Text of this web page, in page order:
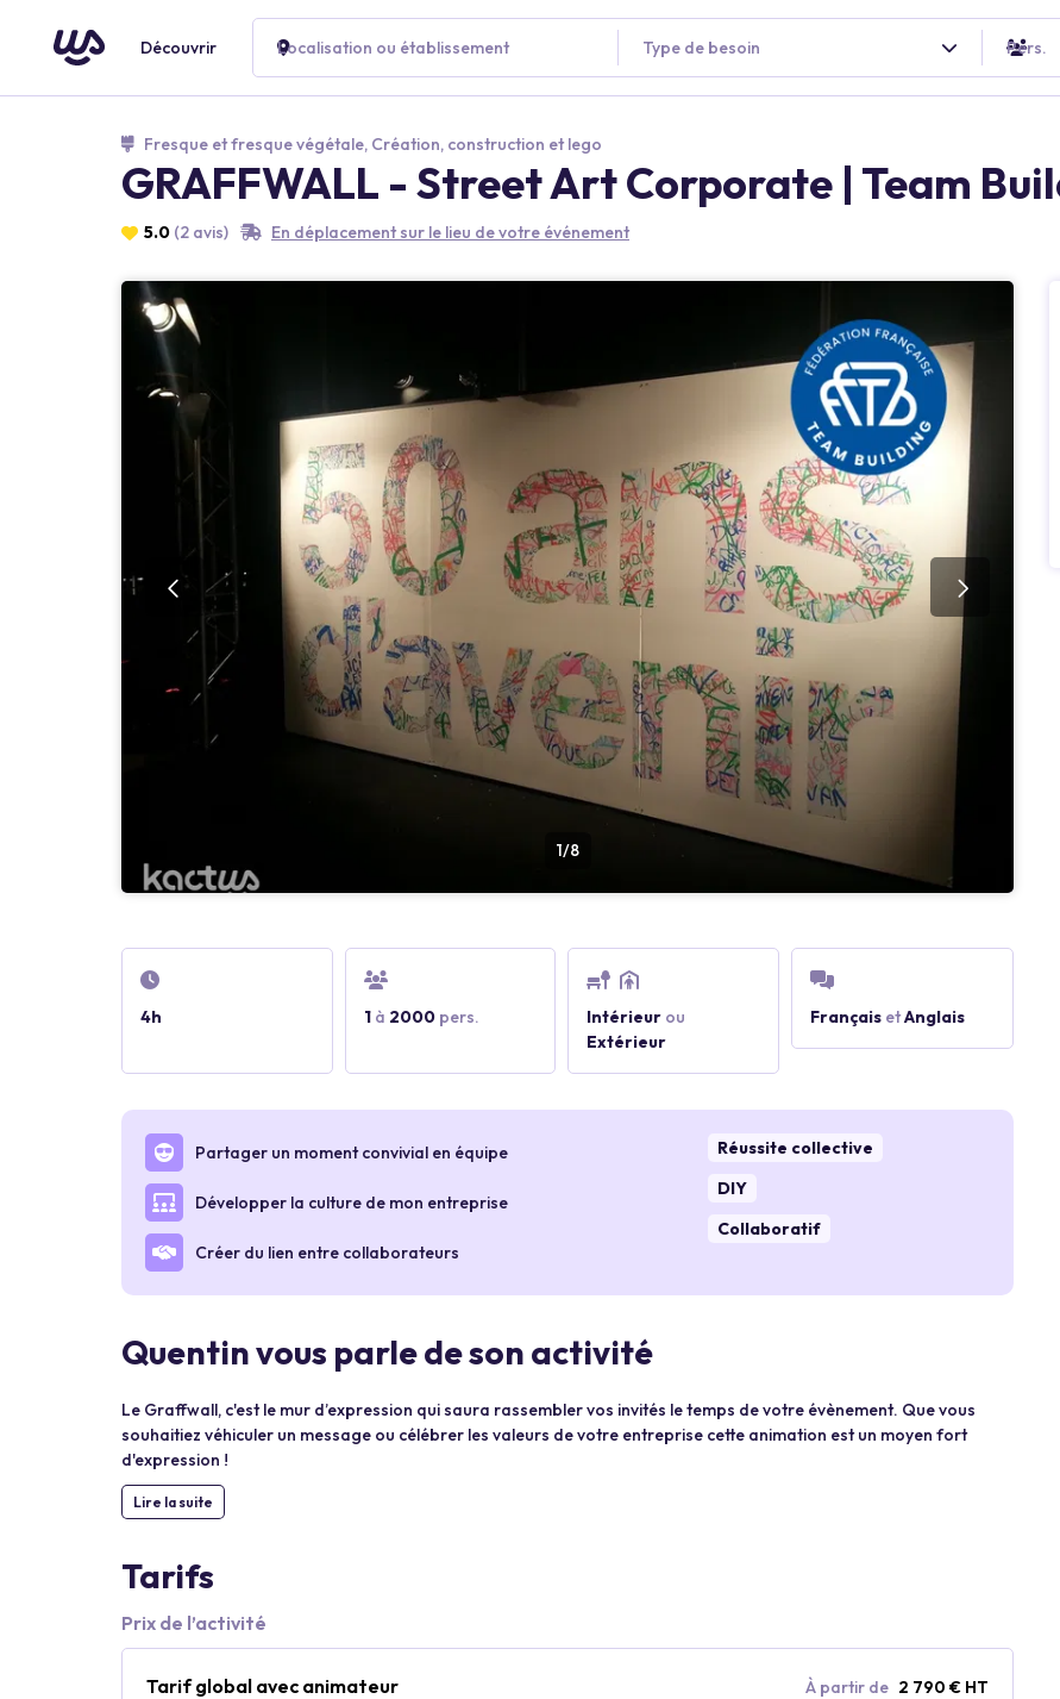
Découvrir Localisation ou établissement Type de besoin Pers.
Fresque et fresque végétale, Création, construction et lego
GRAFFWALL - Street Art Corporate | Team
5.0 (2 avis) En déplacement sur le lieu de votre événement
1/8
4h 1à 2000pers. Intérieur ou
Extérieur
FrançaisetAnglais
Partager un moment convivial en équipe
Développer la culture de mon entreprise
Créer du lien entre collaborateurs
Réussite collective
DIY
Collaboratif
Quentin vous parle de son activité
Le Graffwall, c'est le mur d’expression qui saura rassembler vos invités le temps de votre évènement. Que vous
souhaitiez véhiculer un message ou célébrer les valeurs de votre entreprise cette animation est un moyen fort
d'expression !
Lire la suite
Tarifs
Prix de l’activité
Tarif global avec animateur À partir de 2 790 € HT